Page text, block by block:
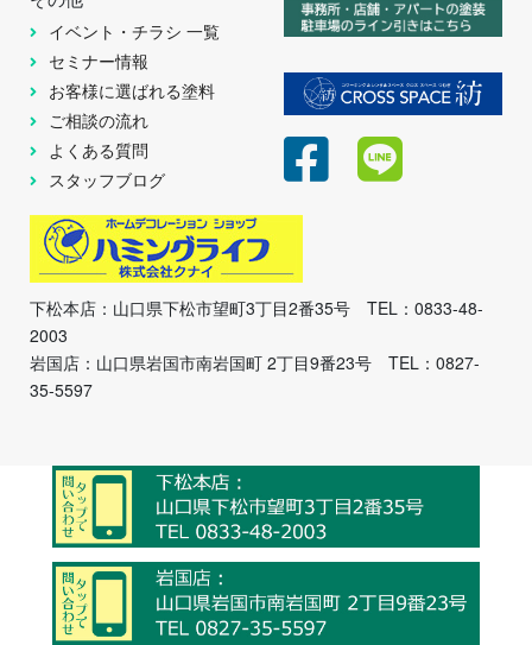
イベント・チラシ 一覧
セミナー情報
お客様に選ばれる塗料
ご相談の流れ
よくある質問
スタッフブログ
下松本店：山口県下松市望町3丁目2番35号 TEL：0833-48-
2003
岩国店：山口県岩国市南岩国町 2丁目9番23号 TEL：0827-
35-5597